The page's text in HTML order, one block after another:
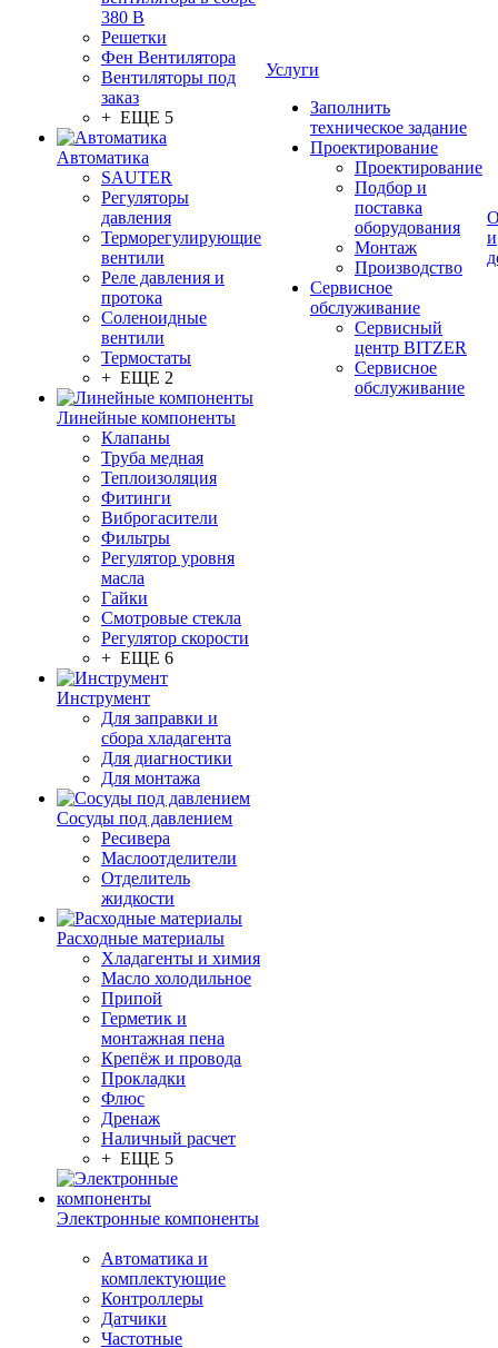
380 В
Решетки
Фен Вентилятора
Вентиляторы под
заказ
+ ЕЩЕ 5
Автоматика
SAUTER
Регуляторы
давления
Терморегулирующие
вентили
Реле давления и
протока
Соленоидные
вентили
Термостаты
+ ЕЩЕ 2
Линейные компоненты
Клапаны
Труба медная
Теплоизоляция
Фитинги
Виброгасители
Фильтры
Регулятор уровня
масла
Гайки
Смотровые стекла
Регулятор скорости
+ ЕЩЕ 6
Инструмент
Для заправки и
сбора хладагента
Для диагностики
Для монтажа
Сосуды под давлением
Ресивера
Маслоотделители
Отделитель
жидкости
Расходные материалы
Хладагенты и химия
Масло холодильное
Припой
Герметик и
монтажная пена
Крепёж и провода
Прокладки
Флюс
Дренаж
Наличный расчет
+ ЕЩЕ 5
Электронные компоненты
Автоматика и
комплектующие
Контроллеры
Датчики
Частотные
Услуги
Заполнить
техническое задание
Проектирование
Проектирование
Подбор и
поставка
оборудования
Монтаж
Производство
Сервисное
обслуживание
Сервисный
центр BITZER
Сервисное
обслуживание
и